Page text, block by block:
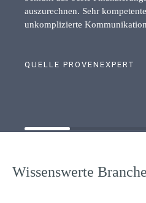
auszurechnen. Sehr
unkomplizierte
QUELLE PROVENEXPERT
Wissenswerte